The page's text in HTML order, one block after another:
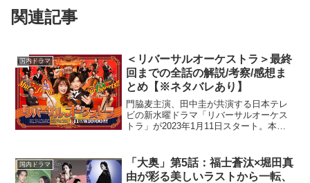
関連記事
国内ドラマ
＜リバーサルオーケストラ＞最終
回までの全話の解説/考察/感想ま
とめ【※ネタバレあり】
門脇麦主演、田中圭が共演する日本テレ
ビの新水曜ドラマ「リバーサルオーケス
トラ」が2023年1月11日スタート。本作
「大改造」する一発逆転音楽エンターテ
イメント。民放G...
国内ドラマ
「大奥」第5話：福士蒼汰×堀田真
由が彩る美しいラストから一転、